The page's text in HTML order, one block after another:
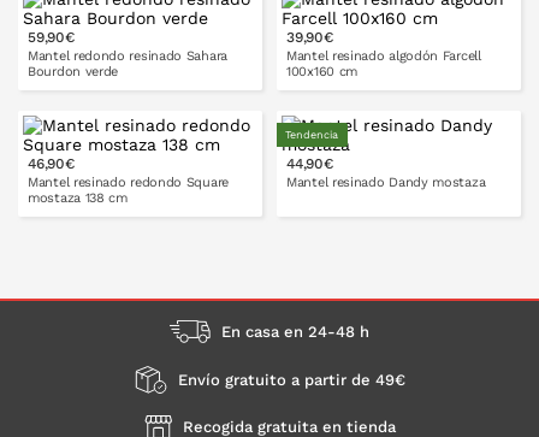
PONLO EN LA CESTA
59,90€
Mantel redondo resinado Sahara
Bourdon verde
PONLO EN LA CESTA
39,90€
Mantel resinado algodón Farcell
100x160 cm
PONLO EN LA CESTA
46,90€
Mantel resinado redondo Square
mostaza 138 cm
PONLO EN LA CESTA
Tendencia
44,90€
Mantel resinado Dandy mostaza
140x140
140x200
En casa en 24-48 h
Envío gratuito a partir de 49€
Recogida gratuita en tienda